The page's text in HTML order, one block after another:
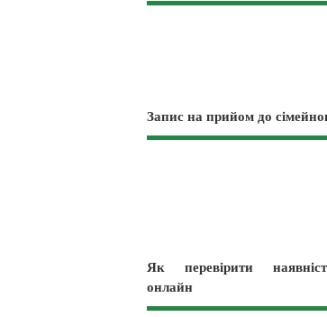
Запис на прийом до
Як перевірити
онлайн